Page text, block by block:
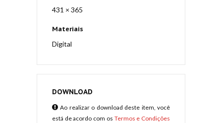
431 × 365
Materiais
Digital
DOWNLOAD
Ao realizar o download deste item, você
está de acordo com os Termos e Condições